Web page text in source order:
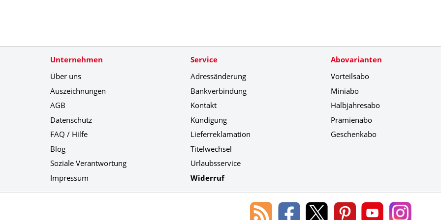
Unternehmen
Über uns
Auszeichnungen
AGB
Datenschutz
FAQ / Hilfe
Blog
Soziale Verantwortung
Impressum
Service
Adressänderung
Bankverbindung
Kontakt
Kündigung
Lieferreklamation
Titelwechsel
Urlaubsservice
Widerruf
Abovarianten
Vorteilsabo
Miniabo
Halbjahresabo
Prämienabo
Geschenkabo
Blog
des
Lorenz
Leserservice
Lorenz
Leserservice
Lorenz
Leserservice
Lorenz
Leserservice
Lorenz